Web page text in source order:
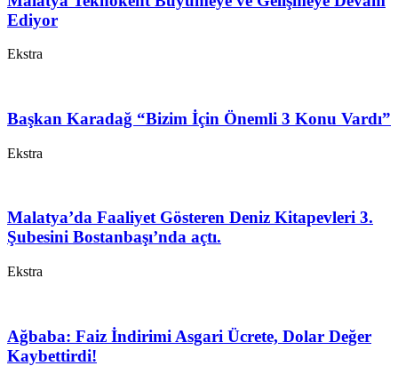
Ediyor
Ekstra
Başkan Karadağ “Bizim İçin Önemli 3 Konu Vardı”
Ekstra
Malatya’da Faaliyet Gösteren Deniz Kitapevleri 3.
Şubesini Bostanbaşı’nda açtı.
Ekstra
Ağbaba: Faiz İndirimi Asgari Ücrete, Dolar Değer
Kaybettirdi!